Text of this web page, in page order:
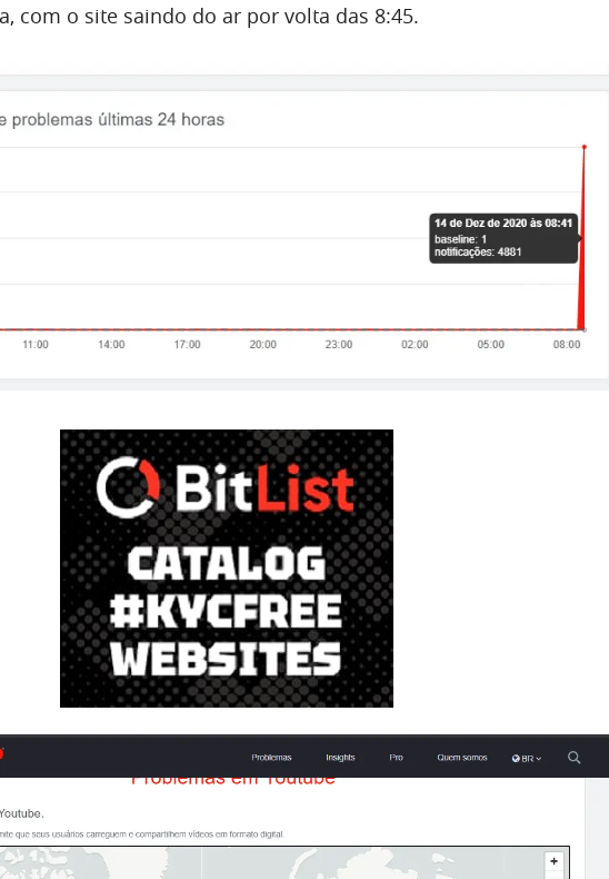
com o site saindo do ar por volta das 8:45.